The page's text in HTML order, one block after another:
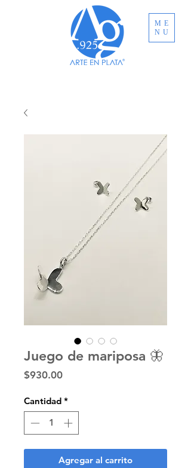
ME
NU
Juego de mariposa 🦋
$930.00Precio
Cantidad *
Agregar al carrito